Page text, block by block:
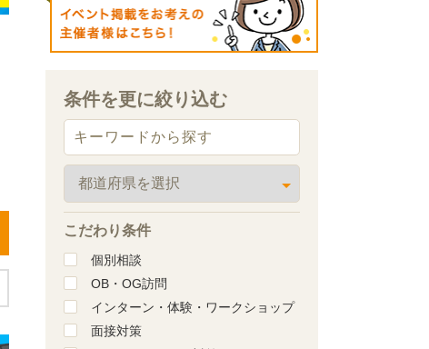
条件を更に絞り込む
こだわり条件
個別相談
OB・OG訪問
インターン・体験・ワークショップ
面接対策